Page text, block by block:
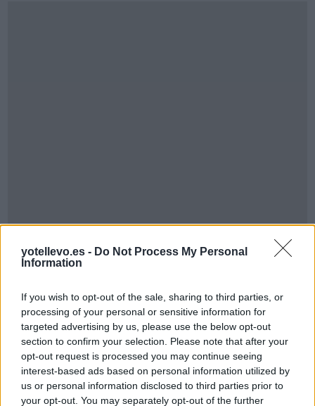
yotellevo.es - Do Not Process My Personal
Information
If you wish to opt-out of the sale, sharing to third parties, or
processing of your personal or sensitive information for
targeted advertising by us, please use the below opt-out
section to confirm your selection. Please note that after your
opt-out request is processed you may continue seeing
interest-based ads based on personal information utilized by
us or personal information disclosed to third parties prior to
your opt-out. You may separately opt-out of the further
Cómo ir desde Soria a Albalat Dels Sorells